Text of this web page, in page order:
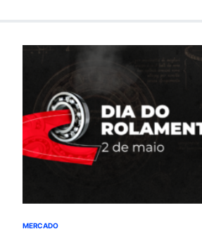
MERCADO